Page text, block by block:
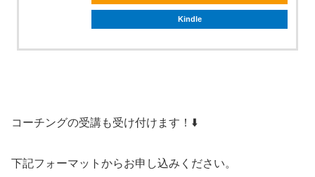
Kindle
コーチングの受講も受け付けます！⬇️
下記フォーマットからお申し込みください。